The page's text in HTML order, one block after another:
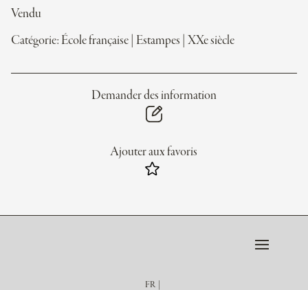
Vendu
Catégorie: École française Estampes XXe siècle
Demander des information
Ajouter aux favoris
FR